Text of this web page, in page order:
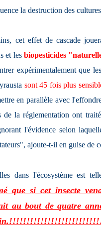
la destruction des
cet effet de cascade
et les biopesticides
expérimentalement que
sont 45 fois plus
en parallèle avec
de la réglementation ont
l'évidence selon
ajoute-t-il en guise de
dans l'écosystème est
que si cet insecte
au bout de quatre